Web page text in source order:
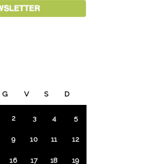
G V S D
2 3 4 5
9 10 11 12
16 17 18 19